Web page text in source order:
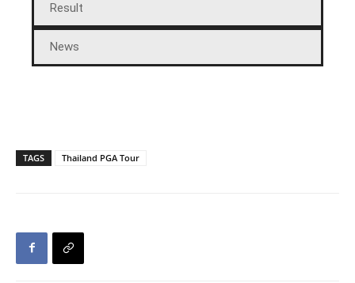
Result
News
TAGS Thailand PGA Tour